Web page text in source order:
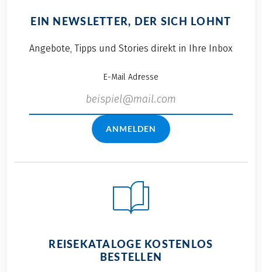
EIN NEWSLETTER, DER SICH LOHNT
Angebote, Tipps und Stories direkt in Ihre Inbox
E-Mail Adresse
ANMELDEN
REISEKATALOGE KOSTENLOS
BESTELLEN